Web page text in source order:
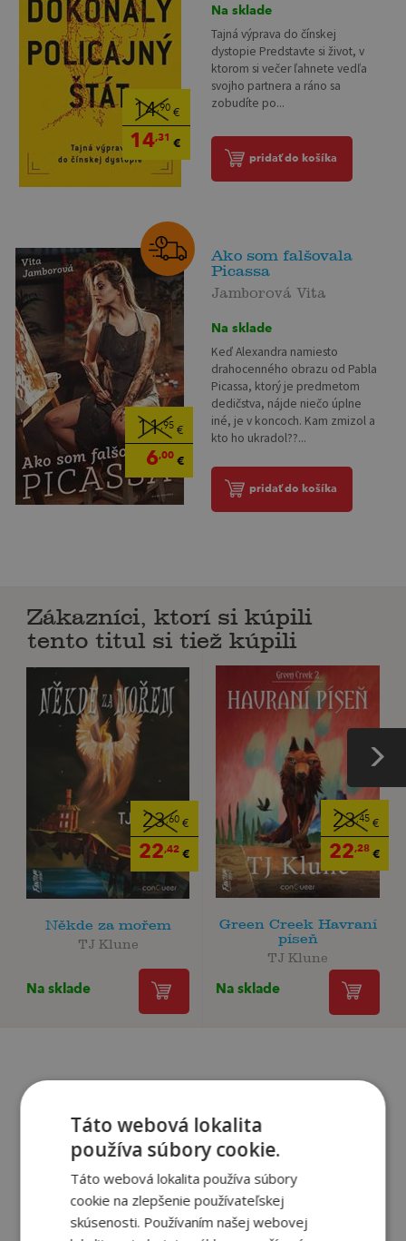
14,90 €
14,31 €
Na sklade
Tajná výprava do čínskej
dystopie Predstavte si život, v
ktorom si večer ľahnete vedľa
svojho partnera a ráno sa
zobudíte po...
pridať do košíka
11,95€
6,00€
Ako som falšovala
Picassa
Jamborová Vita
Na sklade
Keď Alexandra namiesto
drahocenného obrazu od Pabla
Picassa, ktorý je predmetom
dedičstva, nájde niečo úplne
iné, je v koncoch. Kam zmizol a
kto ho ukradol??...
pridať do košíka
Zákazníci, ktorí si kúpili
tento titul si tiež kúpili
23,60€
22,42€
Někde za mořem
TJ Klune
Na sklade
23,45€
22,28€
Green Creek Havraní
píseň
TJ Klune
Na sklade
Napíšte recenziu a môžete vyhrať
Ako sa vám páčila kniha?
Táto webová lokalita
používa súbory cookie.
Táto webová lokalita používa súbory
cookie na zlepšenie používateľskej
skúsenosti. Používaním našej webovej